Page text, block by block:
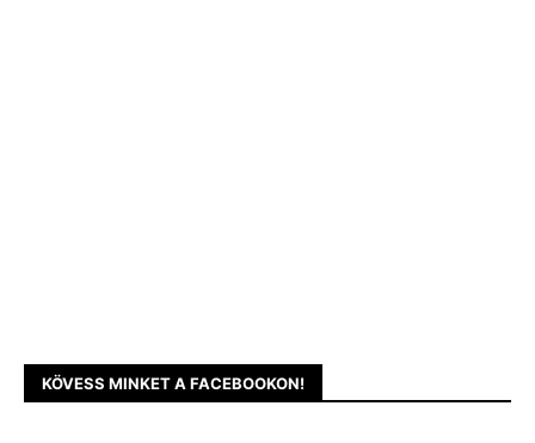
KÖVESS MINKET A FACEBOOKON!